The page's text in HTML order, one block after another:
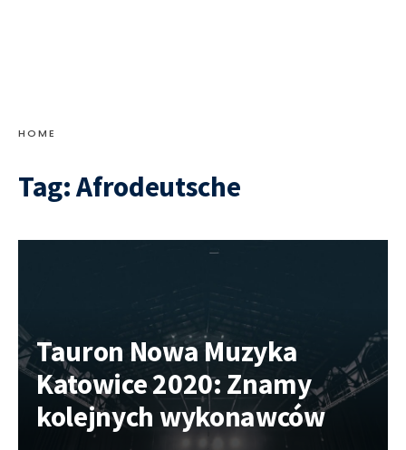
HOME
Tag:Afrodeutsche
Tauron Nowa Muzyka
Katowice 2020: Znamy
kolejnych wykonawców